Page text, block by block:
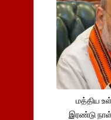
மத்திய
இரண்டு